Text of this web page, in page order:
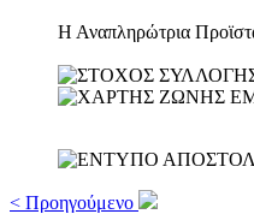
Η Αναπληρώτρια
< Προηγούμενο